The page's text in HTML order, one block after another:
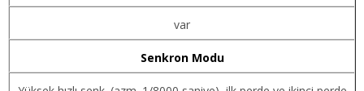
var
Senkron Modu